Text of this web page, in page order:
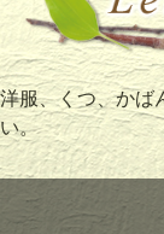
洋服、くつ、かば
い。